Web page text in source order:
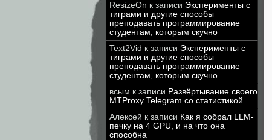
ResizeOn к записи Эксперименты с
тиграми и другие способы
преподавать программирование
студентам, которым скучно
Text2Vid к записи Эксперименты с
тиграми и другие способы
преподавать программирование
студентам, которым скучно
всым к записи Развёртывание своего
MTProxy Telegram со статистикой
Алексей к записи Как я собрал LLM-
печку на 4 GPU, и на что она
способна